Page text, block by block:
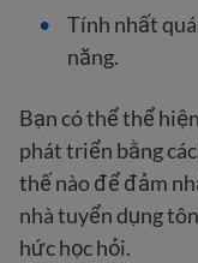
Tính nhất
năng.
Bạn có thể thể
phát triển bằng
thế nào để đảm
nhà tuyển dụng
hức học hỏi.